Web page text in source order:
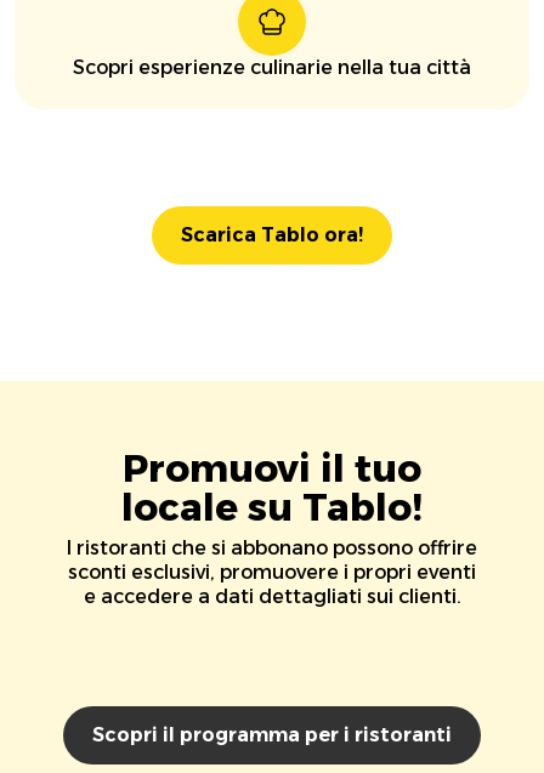
Scopri esperienze culinarie nella tua città
Scarica Tablo ora!
Promuovi il tuo
locale su Tablo!
I ristoranti che si abbonano possono offrire
sconti esclusivi, promuovere i propri eventi
e accedere a dati dettagliati sui clienti.
Scopri il programma per i ristoranti